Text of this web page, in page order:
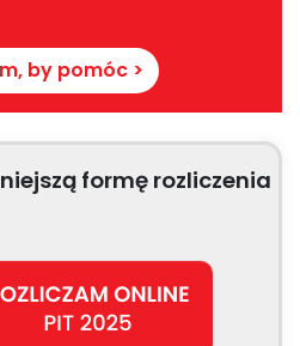
by pomóc >
formę rozliczenia